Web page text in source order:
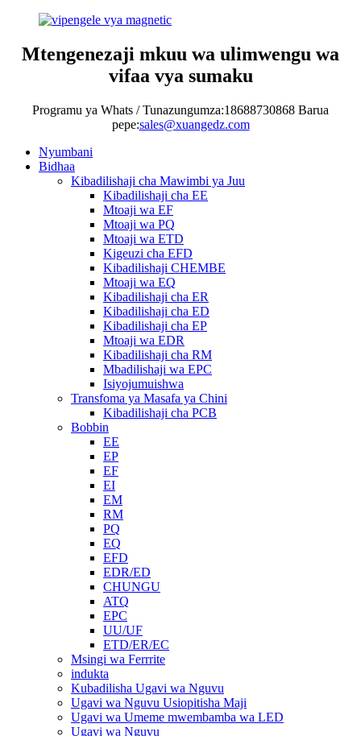
Mtengenezaji mkuu wa ulimwengu wa
vifaa vya sumaku
Programu ya Whats / Tunazungumza:18688730868 Barua
pepe:sales@xuangedz.com
Nyumbani
Bidhaa
Kibadilishaji cha Mawimbi ya Juu
Kibadilishaji cha EE
Mtoaji wa EF
Mtoaji wa PQ
Mtoaji wa ETD
Kigeuzi cha EFD
Kibadilishaji CHEMBE
Mtoaji wa EQ
Kibadilishaji cha ER
Kibadilishaji cha ED
Kibadilishaji cha EP
Mtoaji wa EDR
Kibadilishaji cha RM
Mbadilishaji wa EPC
Isiyojumuishwa
Transfoma ya Masafa ya Chini
Kibadilishaji cha PCB
Bobbin
EE
EP
EF
EI
EM
RM
PQ
EQ
EFD
EDR/ED
CHUNGU
ATQ
EPC
UU/UF
ETD/ER/EC
Msingi wa Ferrrite
indukta
Kubadilisha Ugavi wa Nguvu
Ugavi wa Nguvu Usiopitisha Maji
Ugavi wa Umeme mwembamba wa LED
Ugavi wa Nguvu